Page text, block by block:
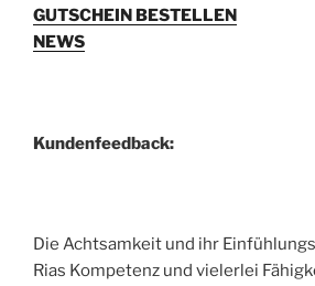
GUTSCHEIN BESTELLEN
NEWS
Kundenfeedback:
Die Achtsamkeit und ihr
Rias Kompetenz und vielerlei